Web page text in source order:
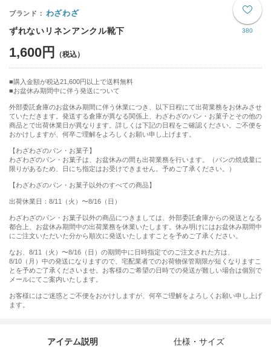
380
わざわざ
ずれないリネンアンクル靴下
1,600円
購入金額が税込21,600円以上で送料無料
お盆休み期間中に伴う発送について
外部委託倉庫のお盆休み期間に伴う休業につき、以下日程にて出荷業務をお休みさせ
ていただきます。発送する倉庫が異なる関係上、わざわざのパン・お菓子とその他の
商品とで出荷休業日が異なります。詳しくは下記の日程をご確認ください。ご不便を
おかけしますが、何卒ご理解をよろしくお願い申し上げます。
【わざわざのパン・お菓子】
わざわざのパン・お菓子は、お盆休みの間も出荷業務を行います。（パンの焼成量に
限りがあるため、日にち指定はお受けできません。予めご了承ください。）
【わざわざのパン・お菓子以外のすべての商品】
出荷休業日：8/11（火）〜8/16（日）
わざわざのパン・お菓子以外の商品につきましては、外部委託倉庫からの発送となる
都合上、お盆休み期間中の出荷業務を休業いたします。休み明けにはお盆休み期間中
にご注文いただいた分から順次に発送いたしますことを予めご了承ください。
なお、8/11（火）〜8/16（日）の期間中に日時指定でのご注文された方は、
8/10（月）中の発送になりますので、宅配業者でのお荷物保管期限が短くなりますこ
とを予めご了承くださいませ。お客様のご希望の日時での発送が難しい場合は個別で
メールにてご案内いたします。
お客様にはご迷惑とご不便をおかけしますが、何卒ご理解をよろしくお願い申し上げ
ます。
アイテム説明 仕様・サイズ